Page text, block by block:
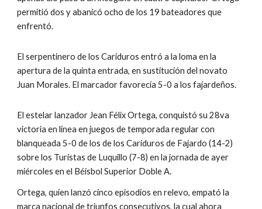
permitió dos y abanicó ocho de los 19 bateadores que
enfrentó.
El serpentinero de los Cariduros entró a la loma en la
apertura de la quinta entrada, en sustitución del novato
Juan Morales. El marcador favorecía 5-0 a los fajardeños.
El estelar lanzador Jean Félix Ortega, conquistó su 28va
victoria en línea en juegos de temporada regular con
blanqueada 5-0 de los de los Cariduros de Fajardo (14-2)
sobre los Turistas de Luquillo (7-8) en la jornada de ayer
miércoles en el Béisbol Superior Doble A.
Ortega, quien lanzó cinco episodios en relevo, empató la
marca nacional de triunfos consecutivos, la cual ahora